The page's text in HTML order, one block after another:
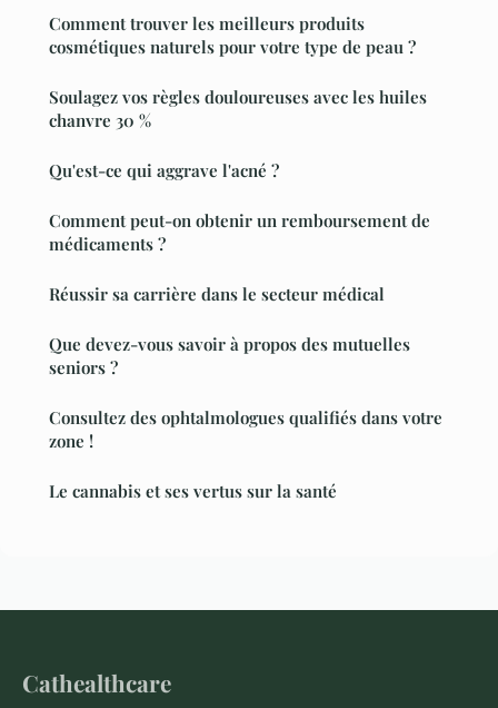
Comment trouver les meilleurs produits
cosmétiques naturels pour votre type de peau ?
Soulagez vos règles douloureuses avec les huiles
chanvre 30 %
Qu'est-ce qui aggrave l'acné ?
Comment peut-on obtenir un remboursement de
médicaments ?
Réussir sa carrière dans le secteur médical
Que devez-vous savoir à propos des mutuelles
seniors ?
Consultez des ophtalmologues qualifiés dans votre
zone !
Le cannabis et ses vertus sur la santé
Cathealthcare